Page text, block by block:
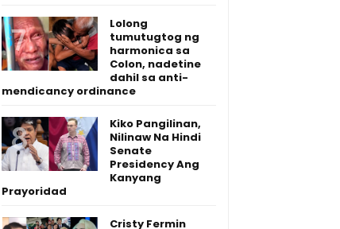
Lolong
tumutugtog ng
harmonica sa
Colon, nadetine
dahil sa anti-
mendicancy ordinance
Kiko Pangilinan,
Nilinaw Na Hindi
Senate
Presidency Ang
Kanyang
Prayoridad
Cristy Fermin